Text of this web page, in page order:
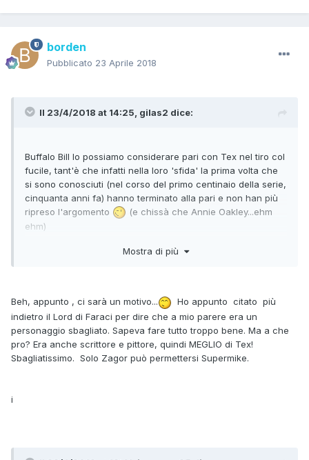
borden
Pubblicato 23 Aprile 2018
Il 23/4/2018 at 14:25, gilas2 dice:
Buffalo Bill lo possiamo considerare pari con Tex nel tiro col
fucile, tant'è che infatti nella loro 'sfida' la prima volta che
si sono conosciuti (nel corso del primo centinaio della serie,
cinquanta anni fa) hanno terminato alla pari e non han più
ripreso l'argomento
(e chissà che Annie Oakley...ehm
ehm)
eccellono ma che sono assolutamente diverse da quelle in
cowboys provetti, o scalare pareti rocciose di notte a mani
nude, così tanto per dire
Anche Sumankan forse può mettere Tex in difficoltà in un
corpo a corpo, ma non riuscirebbe a colpire con una colt in
entrambe le mani due volte una moneta che viene lanciata
in aria facendo due volte un buco perfetto al centro, o a
Mostra di più
Beh, appunto , ci sarà un motivo...
Ho appunto citato più
indietro il Lord di Faraci per dire che a mio parere era un
personaggio sbagliato. Sapeva fare tutto troppo bene. Ma a che
pro? Era anche scrittore e pittore, quindi MEGLIO di Tex!
Sbagliatissimo. Solo Zagor può permettersi Supermike.
i